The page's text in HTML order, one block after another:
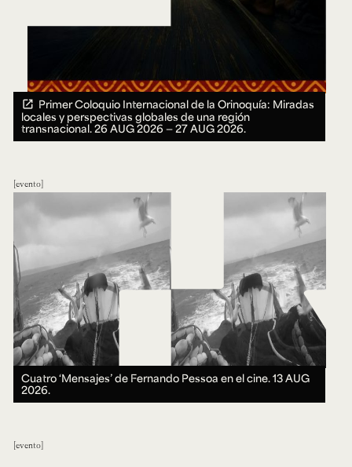
Primer Coloquio Internacional de la Orinoquía: Miradas
locales y perspectivas globales de una región
transnacional.26 AUG 2026 ― 27 AUG 2026.
evento
Cuatro ‘Mensajes’ de Fernando Pessoa en el cine.13 AUG
2026.
evento